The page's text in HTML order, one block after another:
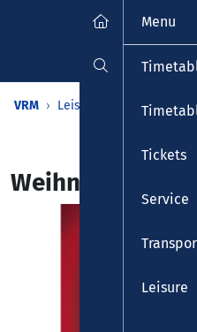
VRM Leisure Calendar
Menu
Tickets
Service
Leisure